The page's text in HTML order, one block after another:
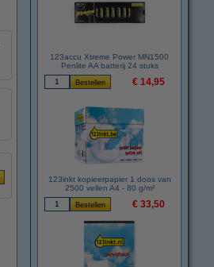
123accu Xtreme Power MN1500
Penlite AA batterij 24 stuks
€ 14,95
123inkt kopieerpapier 1 doos van
2500 vellen A4 - 80 g/m²
€ 33,50